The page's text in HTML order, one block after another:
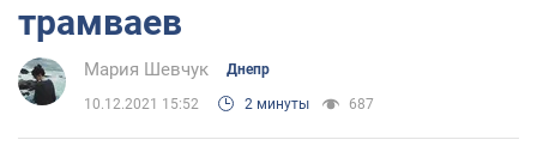
трамваев
Мария Шевчук Днепр
10.12.2021 15:52 2 минуты 687